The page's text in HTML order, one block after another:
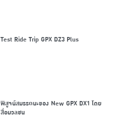
Test Ride Trip GPX DZ3 Plus
พิสูจน์สมรรถนะของ New GPX DX1 โดย
สื่อมวลชน